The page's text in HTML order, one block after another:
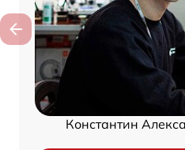
Константин